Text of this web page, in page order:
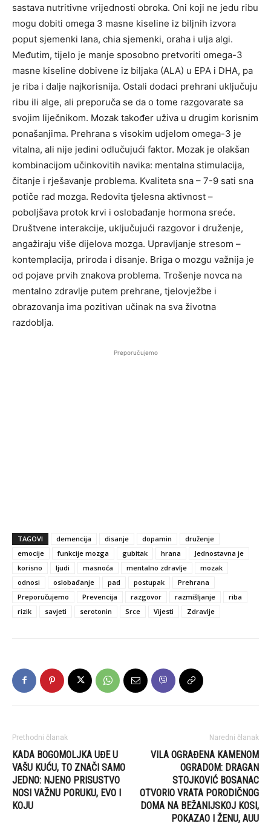
sastava nutritivne vrijednosti obroka. Oni koji ne jedu ribu
mogu dobiti omega 3 masne kiseline iz biljnih izvora
poput sjemenki lana, chia sjemenki, oraha i ulja algi.
Međutim, tijelo je manje sposobno pretvoriti omega-3
masne kiseline dobivene iz biljaka (ALA) u EPA i DHA, pa
je riba i dalje najkorisnija. Ostali dodaci prehrani uključuju
ribu ili alge, ali preporuča se da o tome razgovarate sa
svojim liječnikom. Mozak također uživa u drugim korisnim
ponašanjima. Prehrana s visokim udjelom omega-3 je
vitalna, ali nije jedini odlučujući faktor. Mozak je olakšan
kombinacijom učinkovitih navika: mentalna stimulacija,
čitanje i rješavanje problema. Kvaliteta sna – 7-9 sati sna
potiče rad mozga. Redovita tjelesna aktivnost –
poboljšava protok krvi i oslobađanje hormona sreće.
Društvene interakcije, uključujući razgovor i druženje,
angažiraju više dijelova mozga. Upravljanje stresom –
kontemplacija, priroda i disanje. Briga o mozgu važnija je
od pojave prvih znakova problema. Trošenje novca na
mentalno zdravlje putem prehrane, tjelovježbe i
obrazovanja ima pozitivan učinak na sva životna
razdoblja.
Preporučujemo
TAGOVI demencija disanje dopamin
druženje
emocije
funkcije mozga gubitak hrana
Jednostavna je
korisno
ljudi masnoća mentalno zdravlje
mozak
odnosi
oslobađanje pad postupak
Prehrana
Preporučujemo
Prevencija razgovor razmišljanje
riba
rizik
savjeti serotonin Srce Vijesti Zdravlje
Prethodni članak
KADA BOGOMOLJKA UĐE U
VAŠU KUĆU, TO ZNAČI SAMO
JEDNO: NJENO PRISUSTVO
NOSI VAŽNU PORUKU, EVO I
KOJU
Naredni članak
VILA OGRAĐENA KAMENOM
OGRADOM: DRAGAN
STOJKOVIĆ BOSANAC
OTVORIO VRATA PORODIČNOG
DOMA NA BEŽANIJSKOJ KOSI,
POKAZAO I ŽENU, AUU